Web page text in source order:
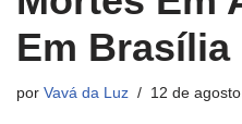
Em Brasília
por Vavá da Luz 12 de